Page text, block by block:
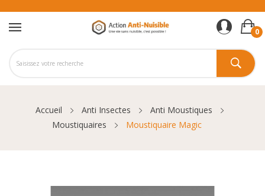
0
Accueil Anti Insectes
Anti Moustiques
Moustiquaires
Moustiquaire Magic